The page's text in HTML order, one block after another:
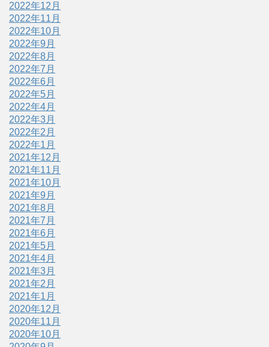
2022年12月
2022年11月
2022年10月
2022年9月
2022年8月
2022年7月
2022年6月
2022年5月
2022年4月
2022年3月
2022年2月
2022年1月
2021年12月
2021年11月
2021年10月
2021年9月
2021年8月
2021年7月
2021年6月
2021年5月
2021年4月
2021年3月
2021年2月
2021年1月
2020年12月
2020年11月
2020年10月